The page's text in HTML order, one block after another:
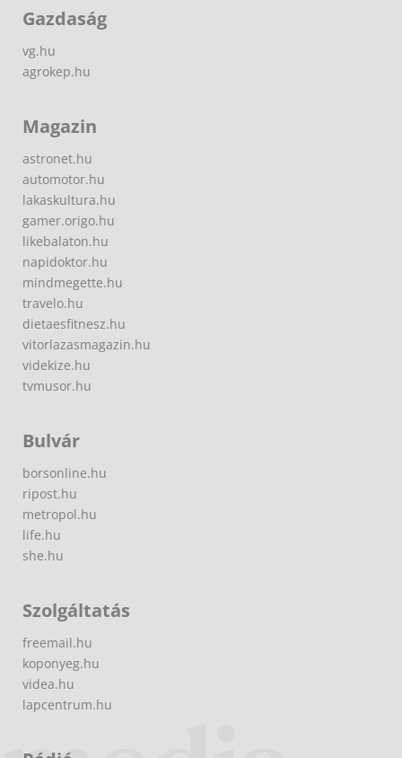
Gazdaság
vg.hu
agrokep.hu
Magazin
astronet.hu
automotor.hu
lakaskultura.hu
gamer.origo.hu
likebalaton.hu
napidoktor.hu
mindmegette.hu
travelo.hu
dietaesfitnesz.hu
vitorlazasmagazin.hu
videkize.hu
tvmusor.hu
Bulvár
borsonline.hu
ripost.hu
metropol.hu
life.hu
she.hu
Szolgáltatás
freemail.hu
koponyeg.hu
videa.hu
lapcentrum.hu